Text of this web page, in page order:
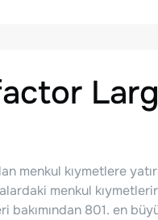
menkul kıymetlere
menkul
bakımından 801. en